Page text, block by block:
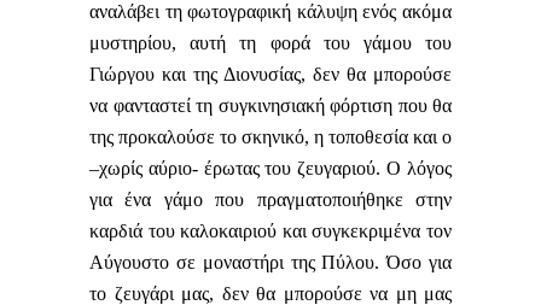
αναλάβει τη φωτογραφική κάλυψη ενός ακόμα
μυστηρίου, αυτή τη φορά του γάμου του
Γιώργου και της Διονυσίας, δεν θα μπορούσε
να φανταστεί τη συγκινησιακή φόρτιση που θα
της προκαλούσε το σκηνικό, η τοποθεσία και ο
–χωρίς αύριο- έρωτας του ζευγαριού. Ο λόγος
για ένα γάμο που πραγματοποιήθηκε στην
καρδιά του καλοκαιριού και συγκεκριμένα τον
Αύγουστο σε μοναστήρι της Πύλου. Όσο για
το ζευγάρι μας, δεν θα μπορούσε να μη μας